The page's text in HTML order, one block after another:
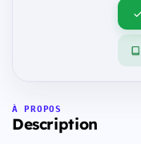
À PROPOS
Description